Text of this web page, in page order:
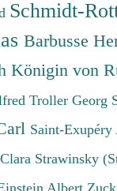
Schmidt-
Barbusse
Königin von
Troller Georg
Saint-Exupéry
Strawinsky
Albert